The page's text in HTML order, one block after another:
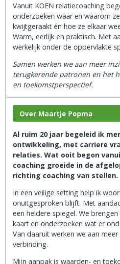
Vanuit KOEN relatiecoaching
onderzoeken waar en waarom
kwijtgeraakt én hoe ze elkaar
Warm, eerlijk en praktisch. Met
werkelijk onder de oppervlakte
Samen werken we aan meer
terugkerende patronen en het
en toekomstperspectief.
Over Maartje Popma
Al ruim 20 jaar begeleid ik
ontwikkeling, met carriere
relaties. Wat ooit begon
coaching groeide in de
richting coaching van stellen.
In een veilige setting help ik
onuitgesproken blijft. Met
een heldere spiegel. We
kaart en onderzoeken wat er
Van daaruit werken we aan
verbinding.
Mijn aanpak is waarden- en